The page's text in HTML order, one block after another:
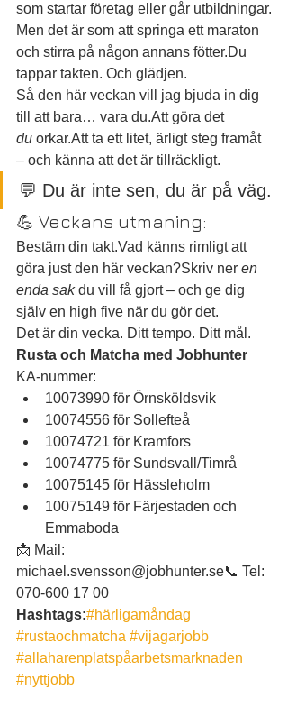
som startar företag eller går utbildningar.
Men det är som att springa ett maraton
och stirra på någon annans fötter.Du
tappar takten. Och glädjen.
Så den här veckan vill jag bjuda in dig
till att bara… vara du.Att göra det
du orkar.Att ta ett litet, ärligt steg framåt
– och känna att det är tillräckligt.
💬 Du är inte sen, du är på väg.
💪 Veckans utmaning:
Bestäm din takt.Vad känns rimligt att
göra just den här veckan?Skriv ner en
enda sak du vill få gjort – och ge dig
själv en high five när du gör det.
Det är din vecka. Ditt tempo. Ditt mål.
Rusta och Matcha med Jobhunter
KA-nummer:
10073990 för Örnsköldsvik
10074556 för Sollefteå
10074721 för Kramfors
10074775 för Sundsvall/Timrå
10075145 för Hässleholm
10075149 för Färjestaden och
Emmaboda
📩 Mail:
michael.svensson@jobhunter.se📞 Tel:
070-600 17 00
Hashtags:#härligamåndag
#rustaochmatcha #vijagarjobb
#allaharenplatspåarbetsmarknaden
#nyttjobb